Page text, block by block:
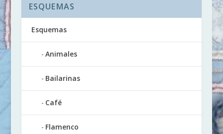
ESQUEMAS
Esquemas
Animales
Bailarinas
Café
Flamenco